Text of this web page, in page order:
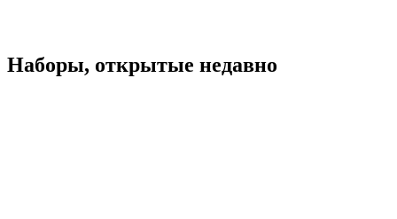
Наборы, открытые недавно